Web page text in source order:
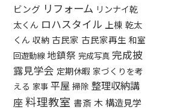
ビング リフォーム リンナイ乾
太くん ロハスタイル 上棟 乾太
くん 収納 古民家 古民家再生 和室
回遊動線 地鎮祭 完成写真 完成披
露見学会 定期休暇 家づくりを考
える 家事 平屋 掃除 整理収納講
座料理教室 書斎 木構造見学